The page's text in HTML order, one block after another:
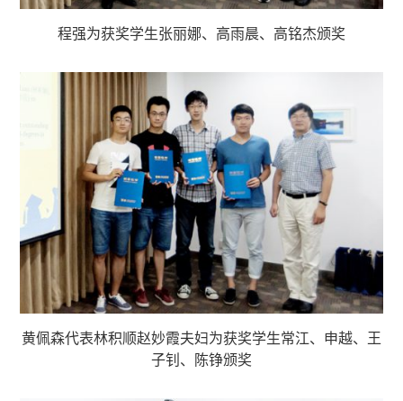
程强为获奖学生张丽娜、高雨晨、高铭杰颁奖
黄佩森代表林积顺赵妙霞夫妇为获奖学生常江、申越、王
子钊、陈铮颁奖